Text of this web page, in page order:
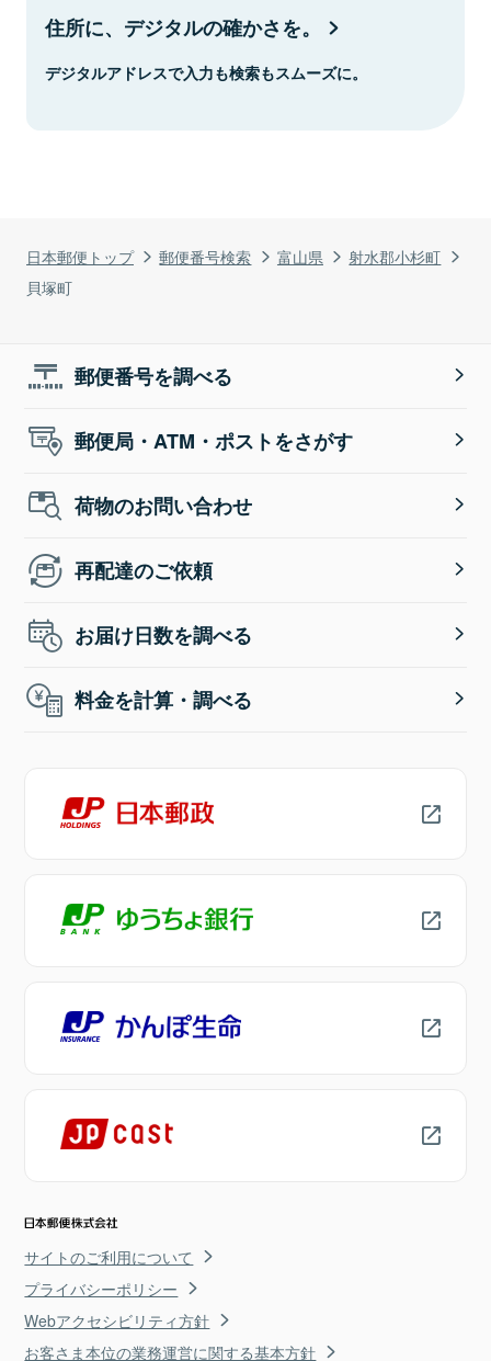
日本郵便トップ 郵便番号検索 富山県
射水郡小杉町
貝塚町
住所に、デジタルの確かさを。
デジタルアドレスで入力も検索もスムーズに。
郵便番号を調べる
郵便局・ATM・ポストをさがす
荷物のお問い合わせ
再配達のご依頼
お届け日数を調べる
料金を計算・調べる
サイトのご利用について
プライバシーポリシー
Webアクセシビリティ方針
お客さま本位の業務運営に関する基本方針